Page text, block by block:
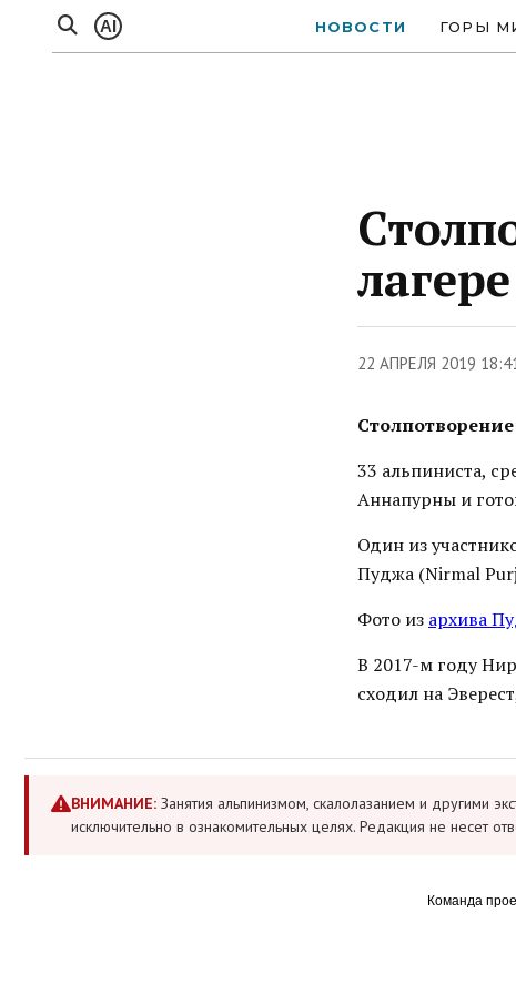
AI НОВОСТИ ГОРЫ
22 АПРЕЛЯ 2019
33 альпиниста,
Аннапурны и
Один из
Пуджа (Nirmal
Фото из архива
В 2017-м году
сходил на
ВНИМАНИЕ: Занятия альпинизмом, скалолазанием и другими
исключительно в ознакомительных целях. Редакция не несет
Команда